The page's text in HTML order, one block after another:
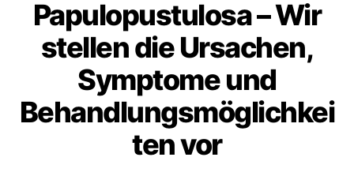
Papulopustulosa – Wir
stellen die Ursachen,
Symptome und
Behandlungsmöglichkei
ten vor